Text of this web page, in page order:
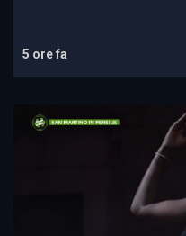
5 ore fa